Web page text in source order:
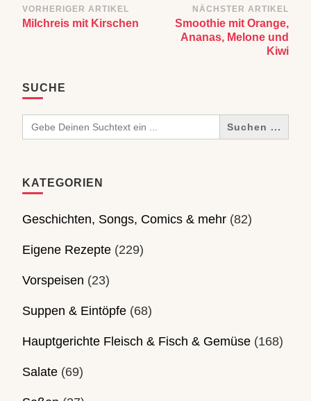
Beitragsnavigation
VORHERIGER ARTIKEL
Milchreis mit Kirschen
NÄCHSTER ARTIKEL
Smoothie mit Orange,
Ananas, Melone und
Kiwi
SUCHE
Search
for:
KATEGORIEN
Geschichten, Songs, Comics & mehr (82)
Eigene Rezepte (229)
Vorspeisen (23)
Suppen & Eintöpfe (68)
Hauptgerichte Fleisch & Fisch & Gemüse (168)
Salate (69)